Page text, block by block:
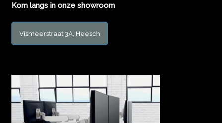
Kom langs in onze showroom
Vismeerstraat 3A, Heesch